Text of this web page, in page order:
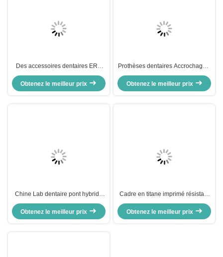
Des accessoires dentaires ERA
de précision élégante pour les
prothèses dentaires universelles
sécurisées
Obtenez le meilleur prix
Prothèses dentaires Accrochage à
la clé Accrochage de précision
Force de rétention réglable
Obtenez le meilleur prix
Chine Lab dentaire pont hybride
implant bar Malong conception vis
retenu ou méthode d'installation
cimentée pour les applications
Obtenez le meilleur prix
Cadre en titane imprimé résistant
à la corrosion Peau sensible
Obtenez le meilleur prix